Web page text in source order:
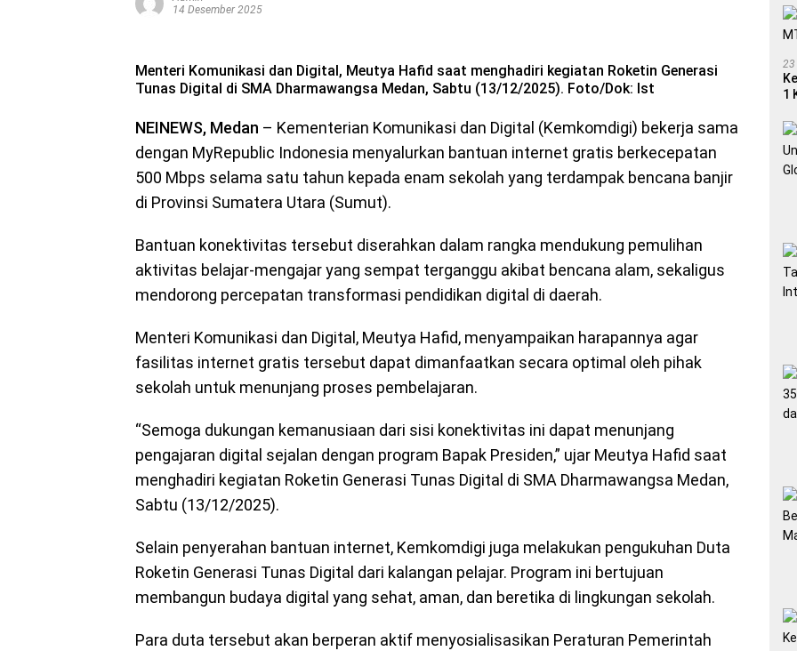
14 Desember 2025
Menteri Komunikasi dan Digital, Meutya Hafid saat menghadiri kegiatan Roketin Generasi
Tunas Digital di SMA Dharmawangsa Medan, Sabtu (13/12/2025). Foto/Dok: Ist
NEINEWS, Medan – Kementerian Komunikasi dan Digital (Kemkomdigi) bekerja sama
dengan MyRepublic Indonesia menyalurkan bantuan internet gratis berkecepatan
500 Mbps selama satu tahun kepada enam sekolah yang terdampak bencana banjir
di Provinsi Sumatera Utara (Sumut).
Bantuan konektivitas tersebut diserahkan dalam rangka mendukung pemulihan
aktivitas belajar-mengajar yang sempat terganggu akibat bencana alam, sekaligus
mendorong percepatan transformasi pendidikan digital di daerah.
Menteri Komunikasi dan Digital, Meutya Hafid, menyampaikan harapannya agar
fasilitas internet gratis tersebut dapat dimanfaatkan secara optimal oleh pihak
sekolah untuk menunjang proses pembelajaran.
“Semoga dukungan kemanusiaan dari sisi konektivitas ini dapat menunjang
pengajaran digital sejalan dengan program Bapak Presiden,” ujar Meutya Hafid saat
menghadiri kegiatan Roketin Generasi Tunas Digital di SMA Dharmawangsa Medan,
Sabtu (13/12/2025).
Selain penyerahan bantuan internet, Kemkomdigi juga melakukan pengukuhan Duta
Roketin Generasi Tunas Digital dari kalangan pelajar. Program ini bertujuan
membangun budaya digital yang sehat, aman, dan beretika di lingkungan sekolah.
Para duta tersebut akan berperan aktif menyosialisasikan Peraturan Pemerintah
23
1